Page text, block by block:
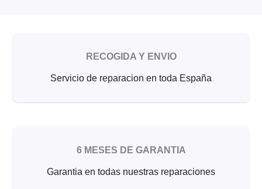
RECOGIDA Y ENVIO
Servicio de reparacion en toda España
6 MESES DE GARANTIA
Garantia en todas nuestras reparaciones